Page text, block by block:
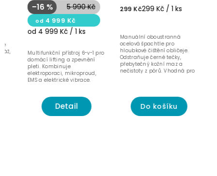
produktů
5 990 Kč
–16 %
od4 999 Kč
od 4 999 Kč / 1 ks
Detail
Multifunkční přístroj 6-v-1 pro
domácí lifting a zpevnění
pleti. Kombinuje
elektroporaci, mikroproud,
EMS a elektrické vibrace.
299 Kč299 Kč / 1 ks
Do košíku
Manuální oboustranná
ocelová špachtle pro
hloubkové čištění obličeje.
Odstraňuje černé tečky,
přebytečný kožní maz a
nečistoty z pórů. Vhodná pro